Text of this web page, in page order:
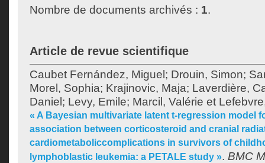
Nombre de documents archivés : 1.
Article de revue scientifique
Caubet Fernández, Miguel ; Drouin, Simon;
Morel, Sophia; Krajinovic, Maja; Laverdière,
Daniel ; Levy, Emile; Marcil, Valérie et
« A Bayesian multivariate latent t-regression model
association between corticosteroid and cranial
cardiometaboliccomplications in survivors of
lymphoblastic leukemia: a PETALE study ». BMC